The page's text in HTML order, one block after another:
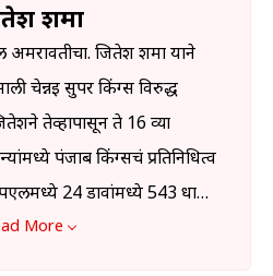
शर्मा
अमरावतीचा. जितेश शर्मा याने
चेन्नई सुपर किंग्स विरुद्ध
तेव्हापासून ते 16 व्या
पंजाब किंग्सचं प्रतिनिधित्व
24 डावांमध्ये 543 धावा
33 चौकार
More